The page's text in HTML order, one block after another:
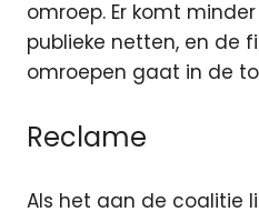
omroep. Er komt
publieke netten, en de
omroepen gaat in de
Reclame
Als het aan de coalitie